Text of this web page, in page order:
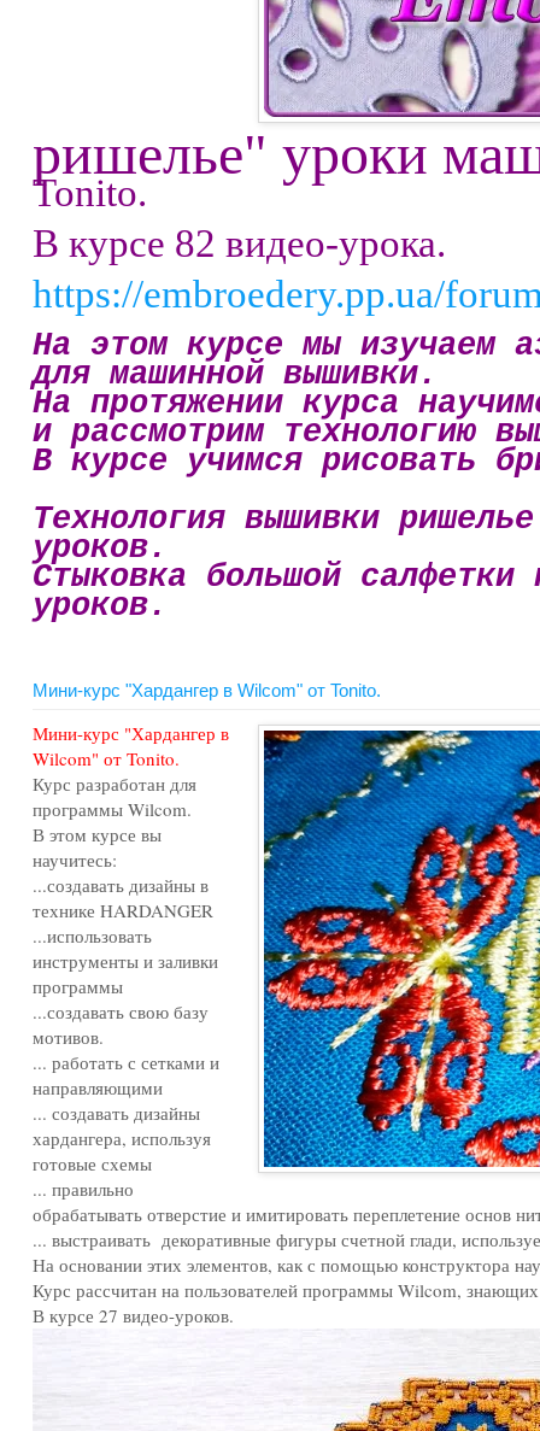
ришелье" уроки
Tonito.
В курсе 82 видео-урока.
https://embroedery.pp.ua/
На этом курсе мы изучаем
для машинной вышивки.
На протяжении курса
и рассмотрим технологию
В курсе учимся рисовать
Технология вышивки
уроков.
Стыковка большой
уроков.
Мини-курс "Хардангер в Wilcom" от Tonito.
Мини-курс "Хардангер в
Wilcom" от Tonito.
Курс разработан для
программы Wilcom.
В этом курсе вы
научитесь:
...создавать дизайны в
технике HARDANGER
...использовать
инструменты и заливки
программы
...создавать свою базу
мотивов.
... работать с сетками и
направляющими
... создавать дизайны
хардангера, используя
готовые схемы
... правильно
обрабатывать отверстие и имитировать переплетение основ
... выстраивать декоративные фигуры счетной глади,
На основании этих элементов, как с помощью конструктора
Курс рассчитан на пользователей программы Wilcom,
В курсе 27 видео-уроков.